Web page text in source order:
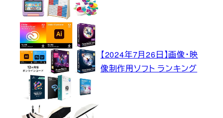
【2024年7月26日】画像・映
像制作用ソフト ランキング